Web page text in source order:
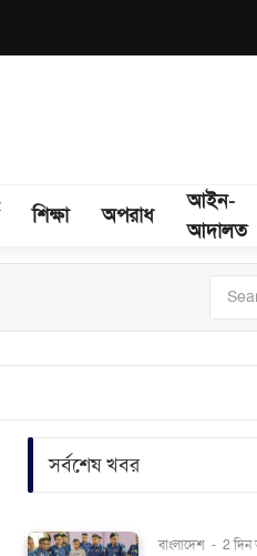
শিক্ষা অপরাধ
আইন-
আদালত
সর্বশেষ খবর
বাংলাদেশ - 2